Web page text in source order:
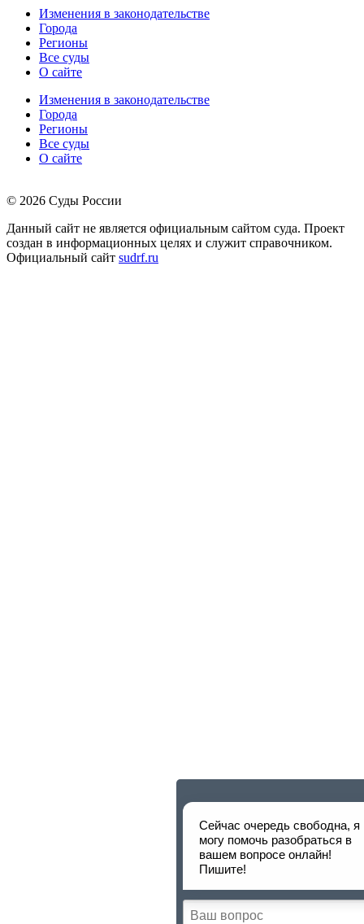
Изменения в законодательстве
Города
Регионы
Все суды
О сайте
Изменения в законодательстве
Города
Регионы
Все суды
О сайте
© 2026 Суды России
Данный сайт не является официальным сайтом суда. Проект
создан в информационных целях и служит справочником.
Официальный сайт sudrf.ru